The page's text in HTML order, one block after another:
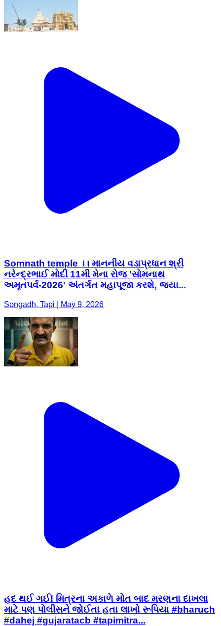
Somnath temple ।। માનનીય વડાપ્રધાન શ્રી
નરેન્દ્રભાઈ મોદી 11મી મેના રોજ 'સોમનાથ
અમૃતપર્વ-2026' અંતર્ગત મહાપૂજા કરશે, જ્યા...
Songadh, Tapi | May 9, 2026
હદ થઈ ગઈ! મિત્રના અકાળે મોત બાદ મરણના દાખલા
માટે પણ પોલીસને જોઈતા હતા લાખો રૂપિયા #bharuch
#dahej #gujaratacb #tapimitra...